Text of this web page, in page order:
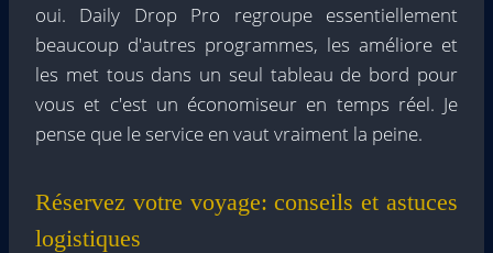
oui. Daily Drop Pro regroupe essentiellement
beaucoup d'autres programmes, les améliore et
les met tous dans un seul tableau de bord pour
vous et c'est un économiseur en temps réel. Je
pense que le service en vaut vraiment la peine.
Réservez votre voyage: conseils et astuces
logistiques